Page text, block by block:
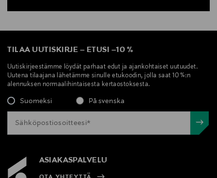
TILAA UUTISKIRJE – ETUSI –10 %
Uutiskirjeestämme löydät parhaat edut ja ajankohtaiset uutuudet.
Uutena tilaajana lähetämme sinulle etukoodin, jolla saat 10 %:n
alennuksen normaalihintaisesta kertaostoksesta.
Suomeksi På svenska
ASIAKASPALVELU